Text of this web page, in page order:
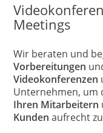
Meetings
Wir beraten und
Vorbereitungen
Videokonferenzen
Unternehmen, um
Ihren Mitarbeitern
Kunden aufrecht